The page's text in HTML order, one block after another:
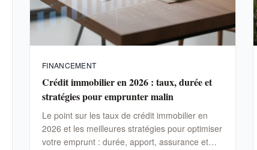
FINANCEMENT
Crédit immobilier en 2026 : taux, durée et
stratégies pour emprunter malin
Le point sur les taux de crédit immobilier en
2026 et les meilleures stratégies pour optimiser
votre emprunt : durée, apport, assurance et